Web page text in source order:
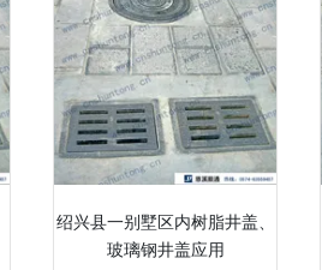
绍兴县一别墅区内树脂井盖、
玻璃钢井盖应用